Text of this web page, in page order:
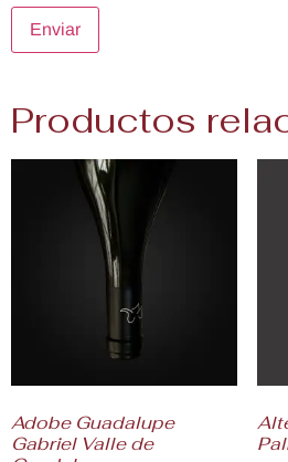
Productos
Adobe Guadalupe
Gabriel Valle de